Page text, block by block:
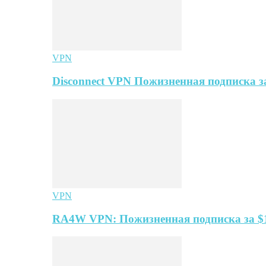
VPN
Disconnect VPN Пожизненная подписка
VPN
RA4W VPN: Пожизненная подписка за